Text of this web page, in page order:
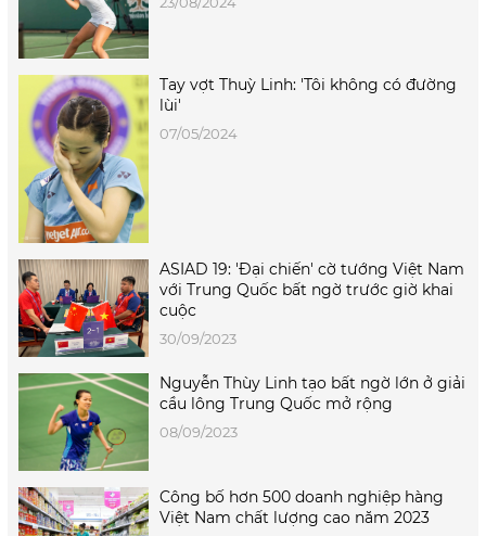
Tay vợt Thuỳ Linh: 'Tôi không có đường
lùi'
07/05/2024
ASIAD 19: 'Đại chiến' cờ tướng Việt Nam
với Trung Quốc bất ngờ trước giờ khai
cuộc
30/09/2023
Nguyễn Thùy Linh tạo bất ngờ lớn ở giải
cầu lông Trung Quốc mở rộng
08/09/2023
Công bố hơn 500 doanh nghiệp hàng
Việt Nam chất lượng cao năm 2023